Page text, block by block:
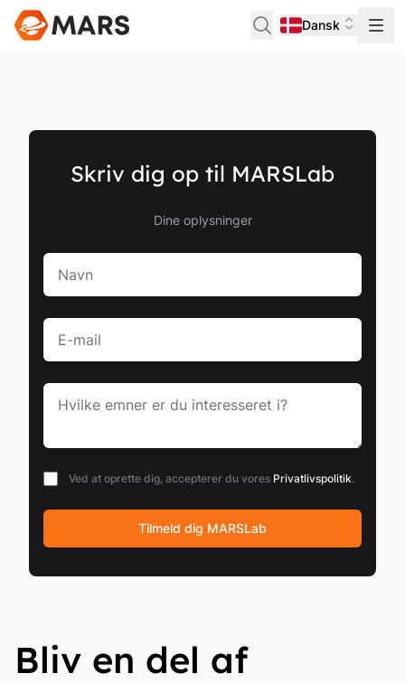
Dansk
Bliv en del af
Skriv dig op til MARSLab
Dine oplysninger
Navn
E-mail
Hvilke emner er du interesseret i?
Ved at oprette dig, accepterer du vores Privatlivspolitik.
Move along, nothing to see here
Tilmeld dig MARSLab